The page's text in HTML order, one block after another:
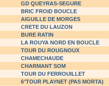
GD QUEYRAS-SEGURE
BRIC FROID BOUCLE
AIGUILLE DE MORGES
CRETE DU LAUZON
BURE RATIN
LA ROUYA NORD EN BOUCLE
TOUR DU ROUGNOUX
CHAMECHAUDE
CHARMANT SOM
TOUR DU FERROUILLET
6°TOUR PLAYNET (PAS MORTA)